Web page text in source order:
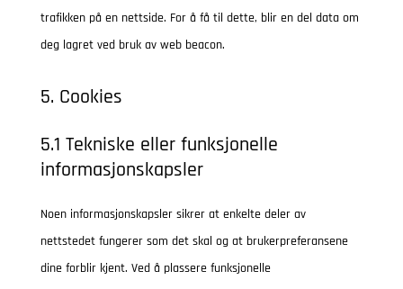
trafikken på en nettside. For å få til dette, blir en del data om
deg lagret ved bruk av web beacon.
5. Cookies
5.1 Tekniske eller funksjonelle
informasjonskapsler
Noen informasjonskapsler sikrer at enkelte deler av
nettstedet fungerer som det skal og at brukerpreferansene
dine forblir kjent. Ved å plassere funksjonelle